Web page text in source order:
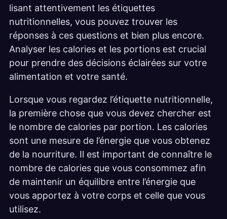
lisant attentivement les étiquettes
nutritionnelles, vous pouvez trouver les
réponses à ces questions et bien plus encore.
Analyser les calories et les portions est crucial
pour prendre des décisions éclairées sur votre
alimentation et votre santé.
Lorsque vous regardez l’étiquette nutritionnelle,
la première chose que vous devez chercher est
le nombre de calories par portion. Les calories
sont une mesure de l’énergie que vous obtenez
de la nourriture. Il est important de connaître le
nombre de calories que vous consommez afin
de maintenir un équilibre entre l’énergie que
vous apportez à votre corps et celle que vous
utilisez.